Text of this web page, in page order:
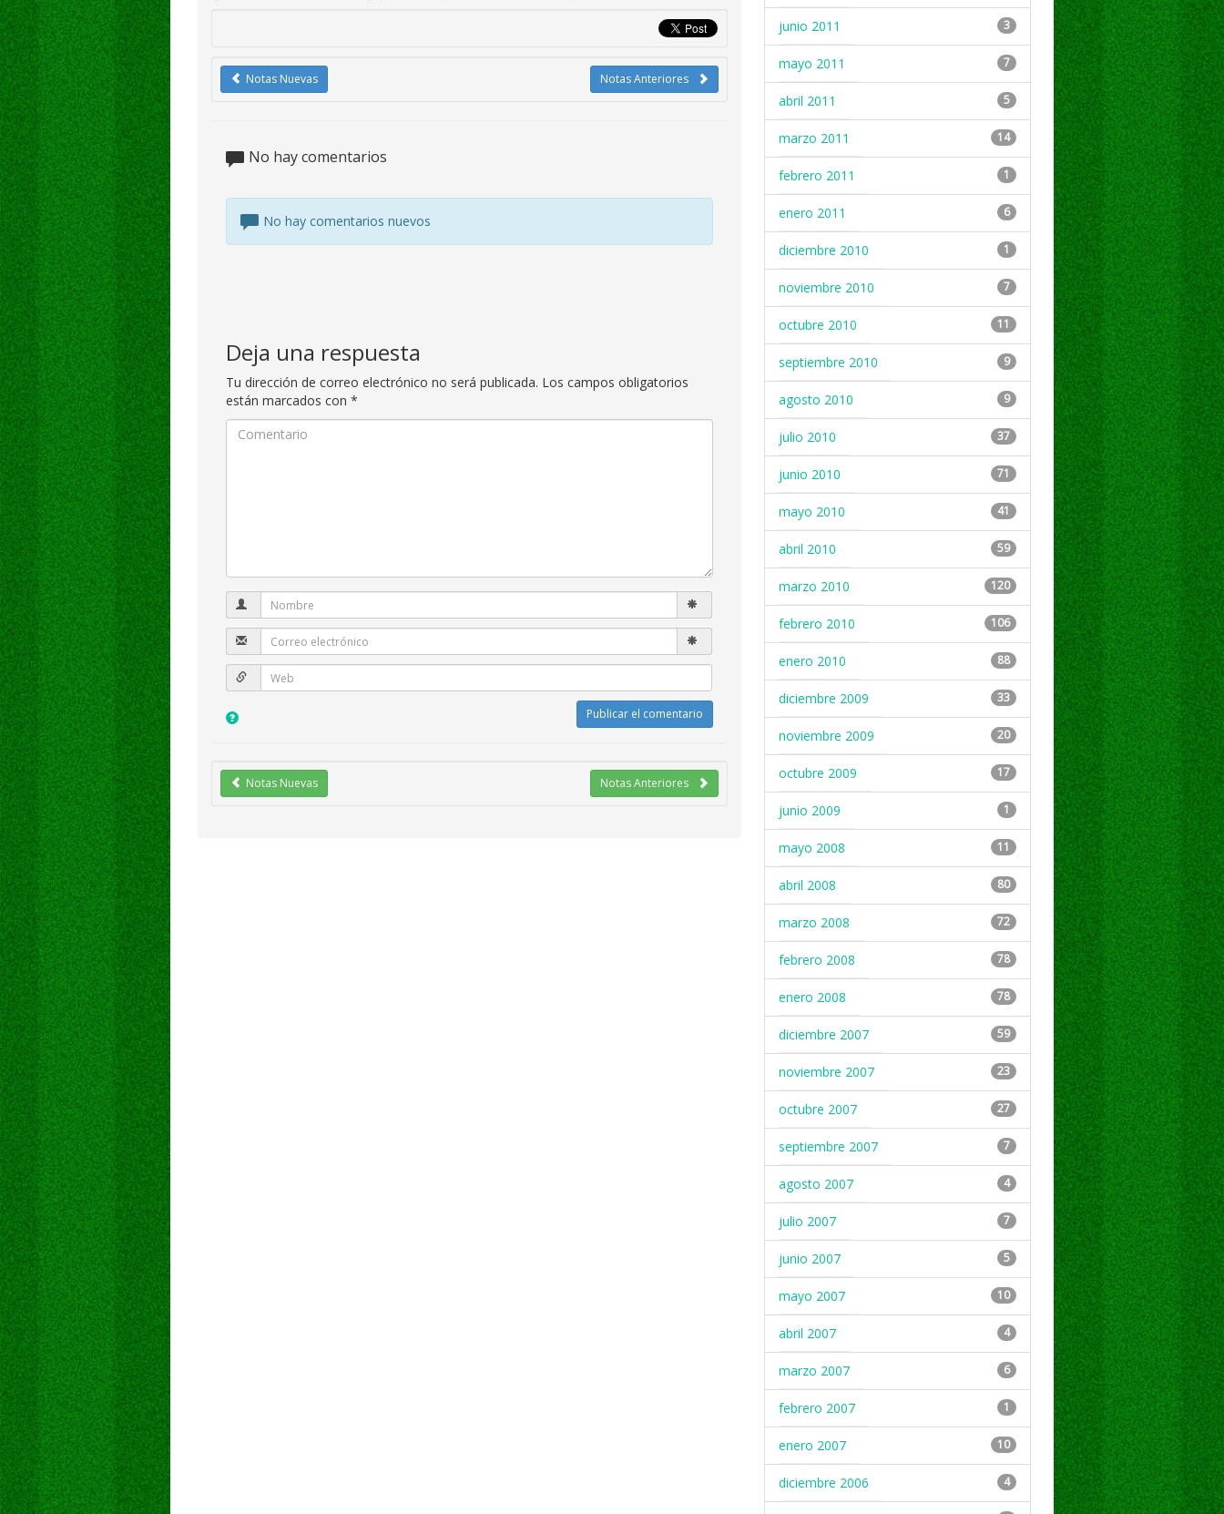
Notas Anteriores
Notas Nuevas
No hay comentarios
No hay comentarios nuevos
Deja una respuesta
Tu dirección de correo electrónico no será publicada. Los campos obligatorios
están marcados con *
Notas Anteriores
Notas Nuevas
junio 2011 3
mayo 2011 7
abril 2011 5
marzo 2011 14
febrero 2011 1
enero 2011 6
diciembre 2010 1
noviembre 2010 7
octubre 2010 11
septiembre 2010 9
agosto 2010 9
julio 2010 37
junio 2010 71
mayo 2010 41
abril 2010 59
marzo 2010 120
febrero 2010 106
enero 2010 88
diciembre 2009 33
noviembre 2009 20
octubre 2009 17
junio 2009 1
mayo 2008 11
abril 2008 80
marzo 2008 72
febrero 2008 78
enero 2008 78
diciembre 2007 59
noviembre 2007 23
octubre 2007 27
septiembre 2007 7
agosto 2007 4
julio 2007 7
junio 2007 5
mayo 2007 10
abril 2007 4
marzo 2007 6
febrero 2007 1
enero 2007 10
diciembre 2006 4